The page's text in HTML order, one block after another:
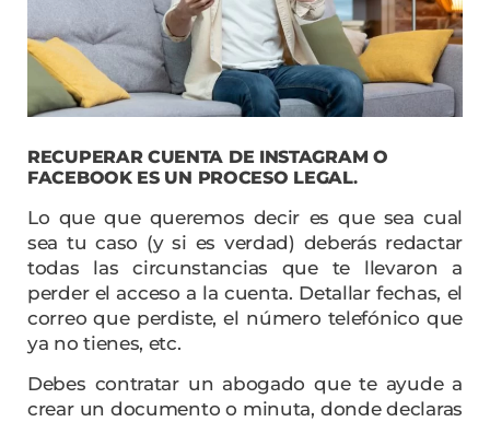
RECUPERAR CUENTA DE INSTAGRAM O
FACEBOOKES UN PROCESO LEGAL.
Lo que que queremos decir es que sea cual
sea tu caso (y si es verdad) deberás redactar
todas las circunstancias que te llevaron a
perder el acceso a la cuenta. Detallar fechas, el
correo que perdiste, el número telefónico que
ya no tienes, etc.
Debes contratar un abogado que te ayude a
crear un documento o minuta, donde declaras